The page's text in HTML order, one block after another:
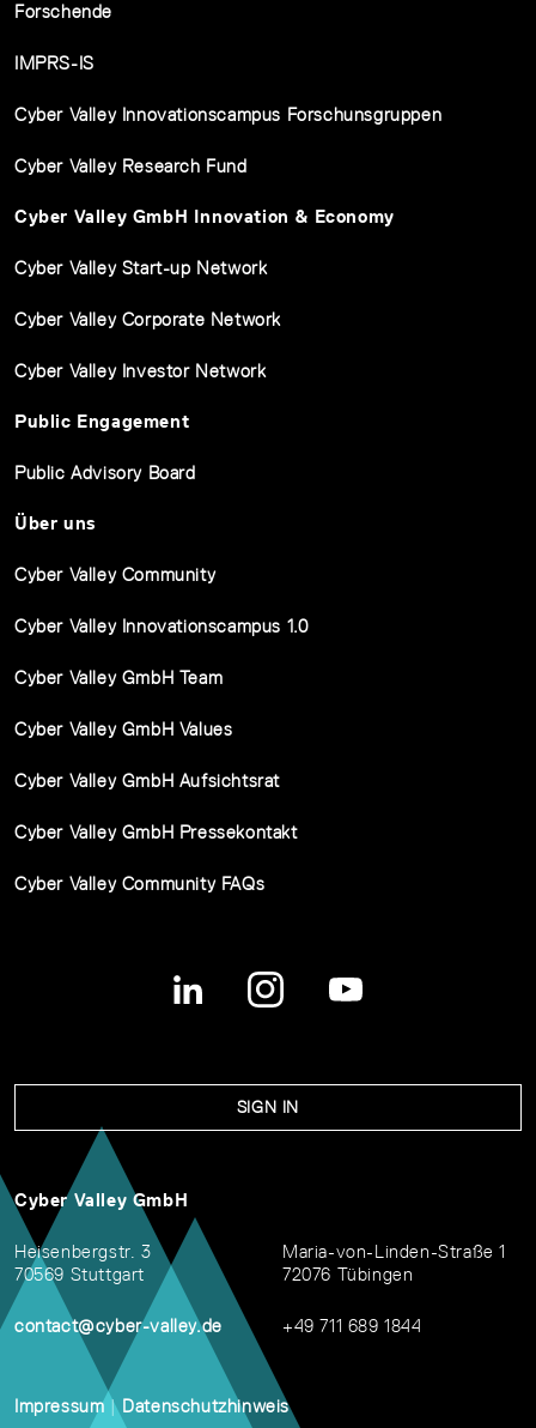
Forschende
IMPRS-IS
Cyber Valley Innovationscampus Forschunsgruppen
Cyber Valley Research Fund
Cyber Valley GmbH Innovation & Economy
Cyber Valley Start-up Network
Cyber Valley Corporate Network
Cyber Valley Investor Network
Public Engagement
Public Advisory Board
Über uns
Cyber Valley Community
Cyber Valley Innovationscampus 1.0
Cyber Valley GmbH Team
Cyber Valley GmbH Values
Cyber Valley GmbH Aufsichtsrat
Cyber Valley GmbH Pressekontakt
Cyber Valley Community FAQs
SIGN IN
Cyber Valley GmbH
Heisenbergstr. 3
70569 Stuttgart
contact@cyber-valley.de
Maria-von-Linden-Straße 1
72076 Tübingen
+49 711 689 1844
Impressum | Datenschutzhinweis